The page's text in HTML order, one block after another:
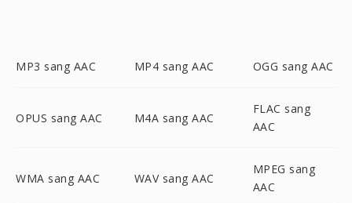
MP3 sang AAC MP4 sang AAC OGG sang AAC
OPUS sang AAC M4A sang AAC
FLAC sang
AAC
WMA sang AAC WAV sang AAC
MPEG sang
AAC